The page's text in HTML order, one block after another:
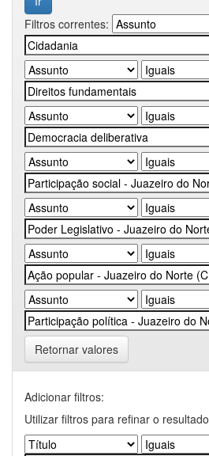
Filtros correntes:
Retornar valores
Adicionar filtros:
Utilizar filtros para refinar o